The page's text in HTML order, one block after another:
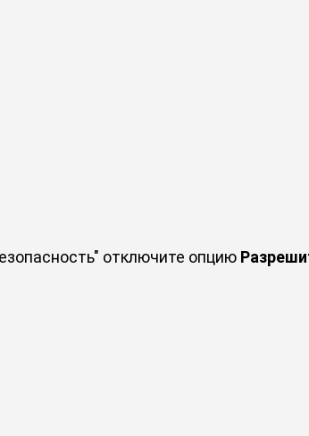
отключите опцию